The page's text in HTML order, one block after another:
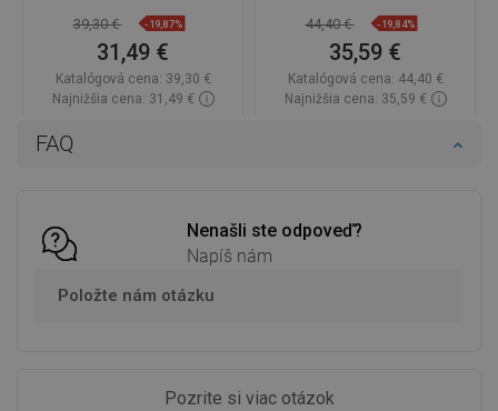
FAQ
Nenašli ste odpoveď?
Napíš nám
Položte nám otázku
Pozrite si viac otázok
39,30 € -19,87%
31,49 €
Katalógová cena: 39,30 €
Najnižšia cena: 31,49 €
44,40 € -19,84%
35,59 €
Katalógová cena: 44,40 €
Najnižšia cena: 35,59 €